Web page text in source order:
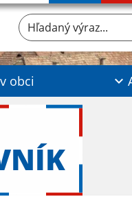
Hľadaný výraz...
obci